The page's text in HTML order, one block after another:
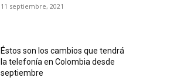
11 septiembre, 2021
Éstos son los cambios que tendrá
la telefonía en Colombia desde
septiembre